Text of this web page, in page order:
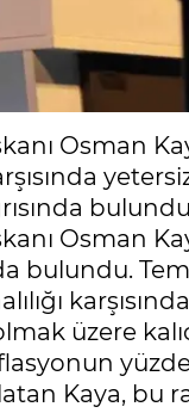
Osman
Osman
bulundu.
üzere
Kaya, bu